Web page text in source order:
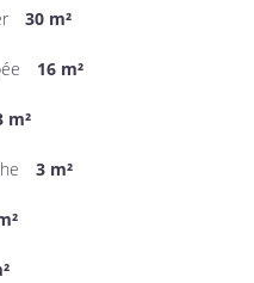
30 m²
16 m²
m²
3 m²